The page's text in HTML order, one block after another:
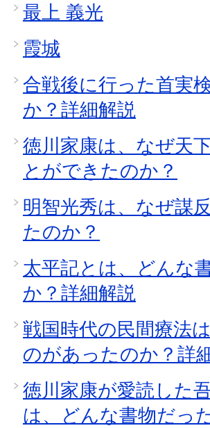
最上 義光
霞城
合戦後に行った首実
か？詳細解説
徳川家康は、なぜ天
とができたのか？
明智光秀は、なぜ謀
たのか？
太平記とは、どんな
か？詳細解説
戦国時代の民間療法
のがあったのか？詳
徳川家康が愛読した
は、どんな書物だっ